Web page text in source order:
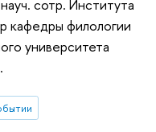
сотр. Института
кафедры филологии
университета